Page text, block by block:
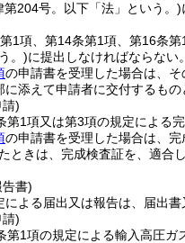
第204号。以下「法」という。)
1項、第14条第1項、第16条
。)に提出しなければならない。
の申請書を受理した場合は、
添えて申請者に交付するもの
)
第1項又は第3項の規定による
の申請書を受理した場合は、
ときは、完成検査証を、適合
書)
による届出又は報告は、届出
)
第1項の規定による輸入高圧ガ